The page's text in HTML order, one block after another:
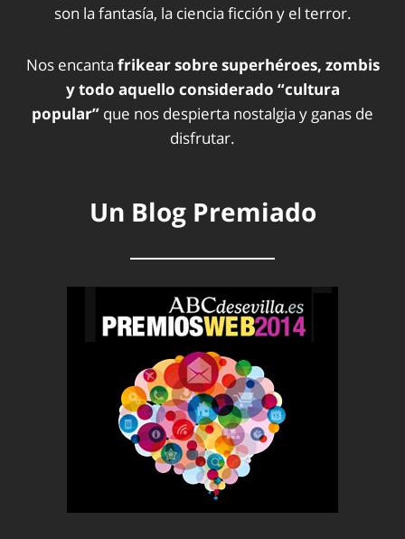
son la fantasía, la ciencia ficción y el terror.
Nos encanta frikear sobre superhéroes, zombis
y todo aquello considerado “cultura
popular” que nos despierta nostalgia y ganas de
disfrutar.
Un Blog Premiado